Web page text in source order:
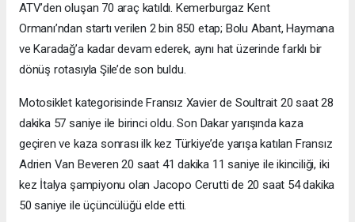
ATV’den oluşan 70 araç katıldı. Kemerburgaz Kent
Ormanı’ndan startı verilen 2 bin 850 etap; Bolu Abant, Haymana
ve Karadağ’a kadar devam ederek, aynı hat üzerinde farklı bir
dönüş rotasıyla Şile’de son buldu.
Motosiklet kategorisinde Fransız Xavier de Soultrait 20 saat 28
dakika 57 saniye ile birinci oldu. Son Dakar yarışında kaza
geçiren ve kaza sonrası ilk kez Türkiye’de yarışa katılan Fransız
Adrien Van Beveren 20 saat 41 dakika 11 saniye ile ikinciliği, iki
kez İtalya şampiyonu olan Jacopo Cerutti de 20 saat 54 dakika
50 saniye ile üçüncülüğü elde etti.